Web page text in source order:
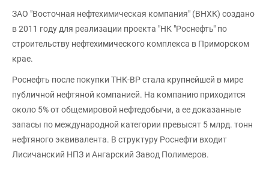
ЗАО "Восточная нефтехимическая компания" (ВНХК) создано
в 2011 году для реализации проекта "НК "Роснефть" по
строительству нефтехимического комплекса в Приморском
крае.
Роснефть после покупки ТНК-BP стала крупнейшей в мире
публичной нефтяной компанией. На компанию приходится
около 5% от общемировой нефтедобычи, а ее доказанные
запасы по международной категории превысят 5 млрд. тонн
нефтяного эквивалента. В структуру Роснефти входит
Лисичанский НПЗ и Ангарский Завод Полимеров.